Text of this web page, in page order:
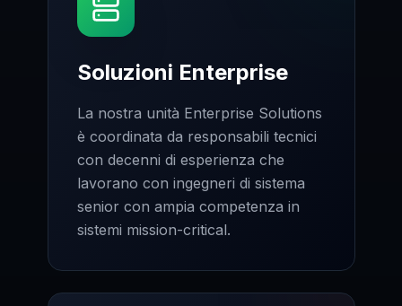
Soluzioni Enterprise
La nostra unità Enterprise Solutions
è coordinata da responsabili tecnici
con decenni di esperienza che
lavorano con ingegneri di sistema
senior con ampia competenza in
sistemi mission-critical.